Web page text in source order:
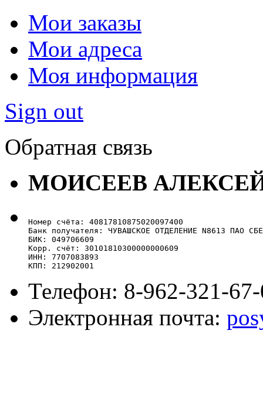
Мои заказы
Мои адреса
Моя информация
Sign out
Обратная связь
МОИСЕЕВ
Номер счёта: 40817810875020097400
Банк получателя: ЧУВАШСКОЕ ОТДЕЛЕНИЕ N8613 ПАО
БИК: 049706609
Корр. счёт: 30101810300000000609
ИНН: 7707083893
КПП: 212902001
Телефон: 8-962-321-
Электронная почта: